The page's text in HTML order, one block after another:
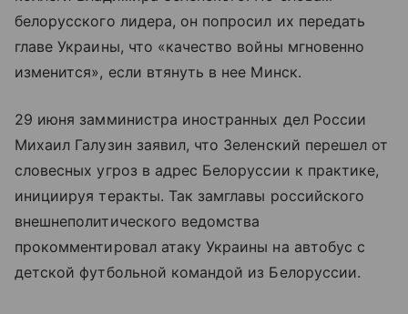
белорусского лидера, он попросил их передать
главе Украины, что «качество войны мгновенно
изменится», если втянуть в нее Минск.
29 июня замминистра иностранных дел России
Михаил Галузин заявил, что Зеленский перешел от
словесных угроз в адрес Белоруссии к практике,
инициируя теракты. Так замглавы российского
внешнеполитического ведомства
прокомментировал атаку Украины на автобус с
детской футбольной командой из Белоруссии.